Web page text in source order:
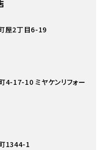
屋2丁目6-19
4-17-10 ミヤケンリフォー
1344-1